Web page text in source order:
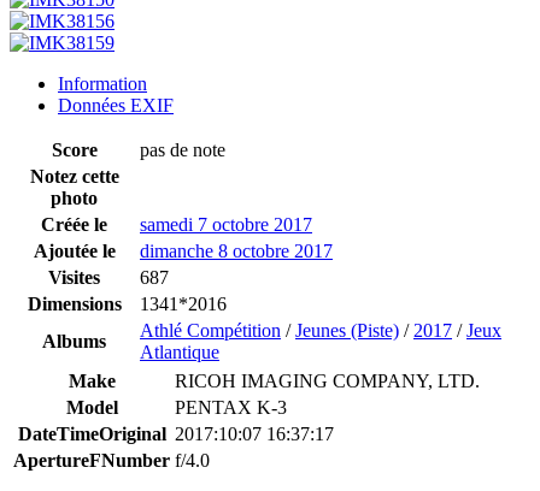
Information
Données EXIF
Score
pas de note
Notez cette
photo
Créée le
samedi 7 octobre 2017
Ajoutée le
dimanche 8 octobre 2017
Visites
687
Dimensions
1341*2016
Albums
Athlé Compétition /Jeunes (Piste) / 2017 /Jeux
Atlantique
Make
RICOH IMAGING COMPANY, LTD.
Model
PENTAX K-3
DateTimeOriginal 2017:10:07 16:37:17
ApertureFNumber f/4.0